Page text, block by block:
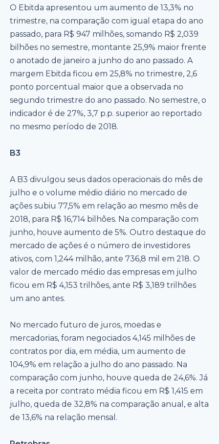
O Ebitda apresentou um aumento de 13,3% no
trimestre, na comparação com igual etapa do ano
passado, para R$ 947 milhões, somando R$ 2,039
bilhões no semestre, montante 25,9% maior frente
o anotado de janeiro a junho do ano passado. A
margem Ebitda ficou em 25,8% no trimestre, 2,6
ponto porcentual maior que a observada no
segundo trimestre do ano passado. No semestre, o
indicador é de 27%, 3,7 p.p. superior ao reportado
no mesmo período de 2018.
B3
A B3 divulgou seus dados operacionais do mês de
julho e o volume médio diário no mercado de
ações subiu 77,5% em relação ao mesmo mês de
2018, para R$ 16,714 bilhões. Na comparação com
junho, houve aumento de 5%. Outro destaque do
mercado de ações é o número de investidores
ativos, com 1,244 milhão, ante 736,8 mil em 218. O
valor de mercado médio das empresas em julho
ficou em R$ 4,153 trilhões, ante R$ 3,189 trilhões
um ano antes.
No mercado futuro de juros, moedas e
mercadorias, foram negociados 4,145 milhões de
contratos por dia, em média, um aumento de
104,9% em relação a julho do ano passado. Na
comparação com junho, houve queda de 24,6%. Já
a receita por contrato média ficou em R$ 1,415 em
julho, queda de 32,8% na comparação anual, e alta
de 13,6% na relação mensal.